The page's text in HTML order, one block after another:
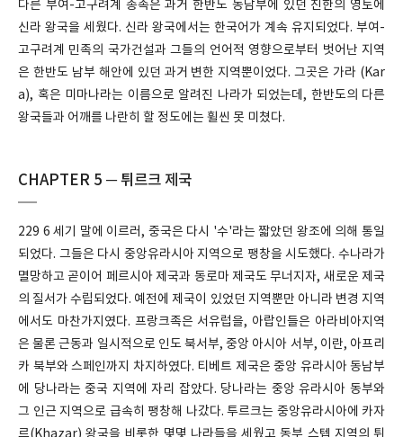
다른 부여-고구려계 종족은 과거 한반도 동남부에 있던 진한의 영토에
신라 왕국을 세웠다. 신라 왕국에서는 한국어가 계속 유지되었다. 부여-
고구려계 민족의 국가건설과 그들의 언어적 영향으로부터 벗어난 지역
은 한반도 남부 해안에 있던 과거 변한 지역뿐이었다. 그곳은 가라 (Kar
a), 혹은 미마나라는 이름으로 알려진 나라가 되었는데, 한반도의 다른
왕국들과 어깨를 나란히 할 정도에는 휠씬 못 미쳤다.
CHAPTER 5 ─ 튀르크 제국
229 6 세기 말에 이르러, 중국은 다시 '수'라는 짧았던 왕조에 의해 통일
되었다. 그들은 다시 중앙유라시아 지역으로 팽창을 시도했다. 수나라가
멸망하고 곧이어 페르시아 제국과 동로마 제국도 무너지자, 새로운 제국
의 질서가 수립되었다. 예전에 제국이 있었던 지역뿐만 아니라 변경 지역
에서도 마찬가지였다. 프랑크족은 서유럽을, 아랍인들은 아라비아지역
은 물론 근동과 일시적으로 인도 북서부, 중앙 아시아 서부, 이란, 아프리
카 북부와 스페인까지 차지하였다. 티베트 제국은 중앙 유라시아 동남부
에 당나라는 중국 지역에 자리 잡았다. 당나라는 중앙 유라시아 동부와
그 인근 지역으로 급속히 팽창해 나갔다. 투르크는 중앙유라시아에 카자